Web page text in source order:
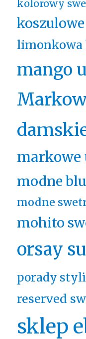
kolorowy
limonkowa
mango
markowe
modne
modne
mohito
orsay
porady
reserved
sklep